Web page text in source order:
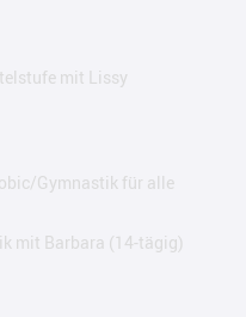
mit Lissy
Gymnastik für alle
mit Barbara (14-tägig)